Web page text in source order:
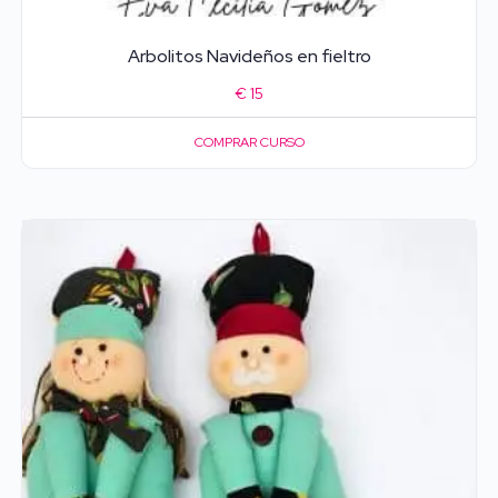
Arbolitos Navideños en fieltro
€ 15
COMPRAR CURSO